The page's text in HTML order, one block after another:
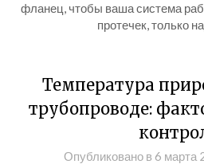
фланец, чтобы ваша система
протечек, только
Температура
трубопроводе:
Опубликовано в 6 марта